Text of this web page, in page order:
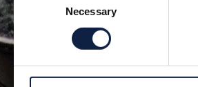
Necessary